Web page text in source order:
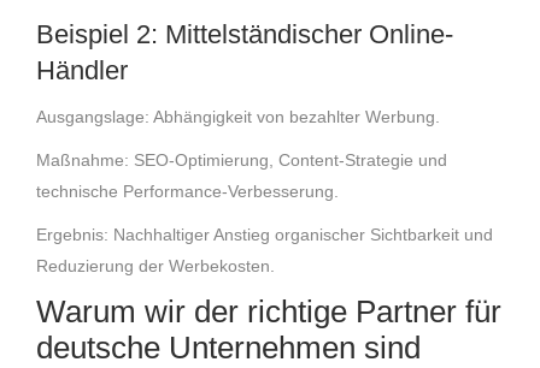
Beispiel 2: Mittelständischer Online-
Händler
Ausgangslage: Abhängigkeit von bezahlter Werbung.
Maßnahme: SEO-Optimierung, Content-Strategie und
technische Performance-Verbesserung.
Ergebnis: Nachhaltiger Anstieg organischer Sichtbarkeit und
Reduzierung der Werbekosten.
Warum wir der richtige Partner für
deutsche Unternehmen sind